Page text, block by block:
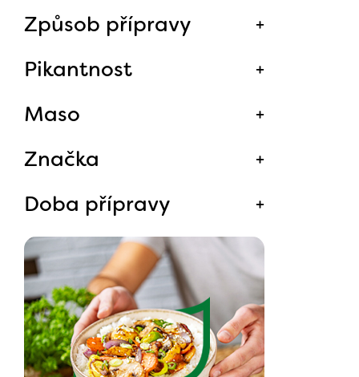
Způsob přípravy
Pikantnost
Maso
Značka
Doba přípravy